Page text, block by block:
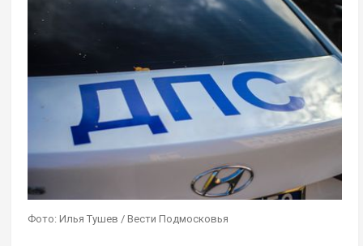
Фото: Илья Тушев / Вести Подмосковья